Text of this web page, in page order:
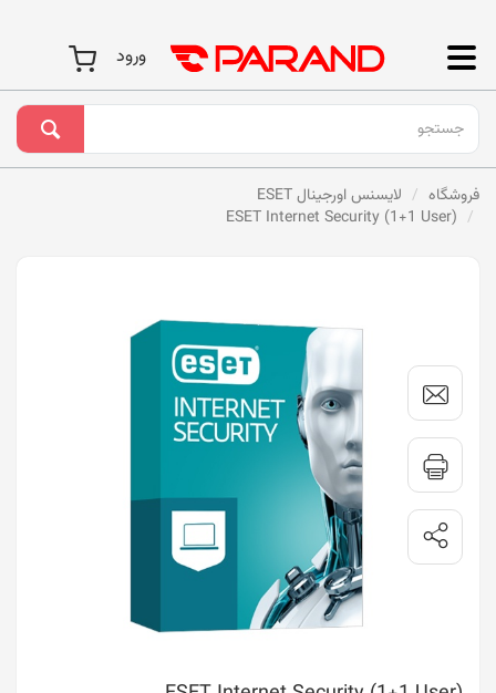
ورود
فروشگاه
لایسنس اورجینال ESET
ESET Internet Security (1+1 User)